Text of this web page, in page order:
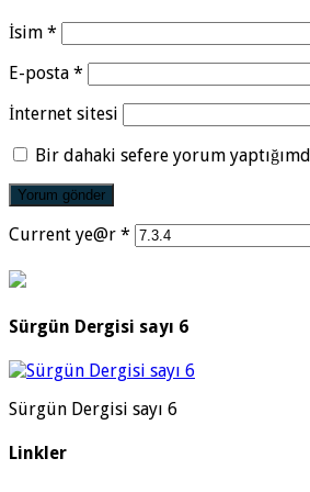
İsim *
E-posta *
İnternet sitesi
Bir dahaki sefere yorum
Current ye@r *
Sürgün Dergisi sayı 6
Sürgün Dergisi sayı 6
Linkler